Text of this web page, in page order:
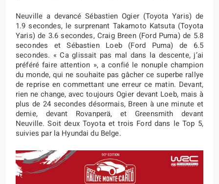
Neuville a devancé Sébastien Ogier (Toyota Yaris) de
1.9 secondes, le surprenant Takamoto Katsuta (Toyota
Yaris) de 3.6 secondes, Craig Breen (Ford Puma) de 5.8
secondes et Sébastien Loeb (Ford Puma) de 6.5
secondes. « Ca glissait pas mal dans la descente, j’ai
préféré faire attention », a confié le nonuple champion
du monde, qui ne souhaite pas gâcher ce superbe rallye
de reprise en commettant une erreur ce matin. Devant,
rien ne change, avec toujours Ogier devant Loeb, mais à
plus de 24 secondes désormais, Breen à une minute et
demie, devant Rovanperä, et Greensmith devant
Neuville. Soit deux Toyota et trois Ford dans le Top 5,
suivies par la Hyundai du Belge.